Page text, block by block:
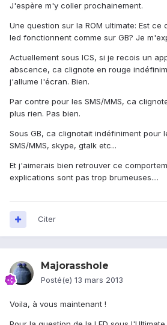
J'espère m'y coller prochainement.
Une question sur la ROM ultimate: Est
led fonctionnent comme sur GB? Je
Actuellement sous ICS, si je recois un
abscence, ca clignote en rouge
j'allume l'écran. Bien.
Par contre pour les SMS/MMS, ca
plus rien. Pas bien.
Sous GB, ca clignotait indéfiniment pour
SMS/MMS, skype, gtalk etc...
Et j'aimerais bien retrouver ce
explications sont pas trop brumeuses....
Citer
Majorasshole
Posté(e) 13 mars 2013
Voila, à vous maintenant !